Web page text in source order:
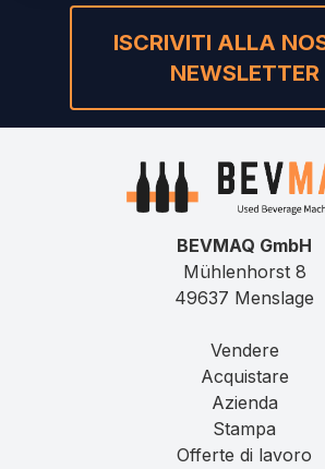
ISCRIVITI ALLA
NEWSLETTER
BEVMAQ GmbH
Mühlenhorst 8
49637 Menslage
Vendere
Acquistare
Azienda
Stampa
Offerte di lavoro